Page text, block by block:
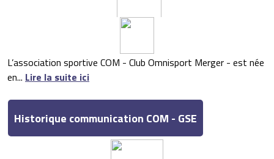
L’association sportive COM - Club Omnisport Merger - est née
en... Lire la suite ici
Historique communication COM - GSE